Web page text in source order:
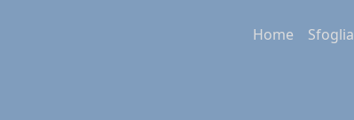
Home Sfoglia